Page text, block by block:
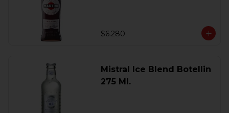
$6.280
Mistral Ice Blend Botellin
275 Ml.